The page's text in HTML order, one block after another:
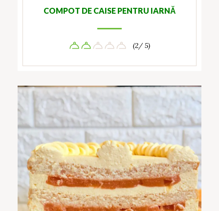
COMPOT DE CAISE PENTRU IARNĂ
(2/ 5)